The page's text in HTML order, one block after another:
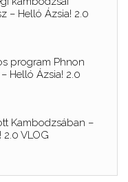
– Helló Ázsia! 2.0
program Phnon
Helló Ázsia! 2.0
Kambodzsában –
2.0 VLOG